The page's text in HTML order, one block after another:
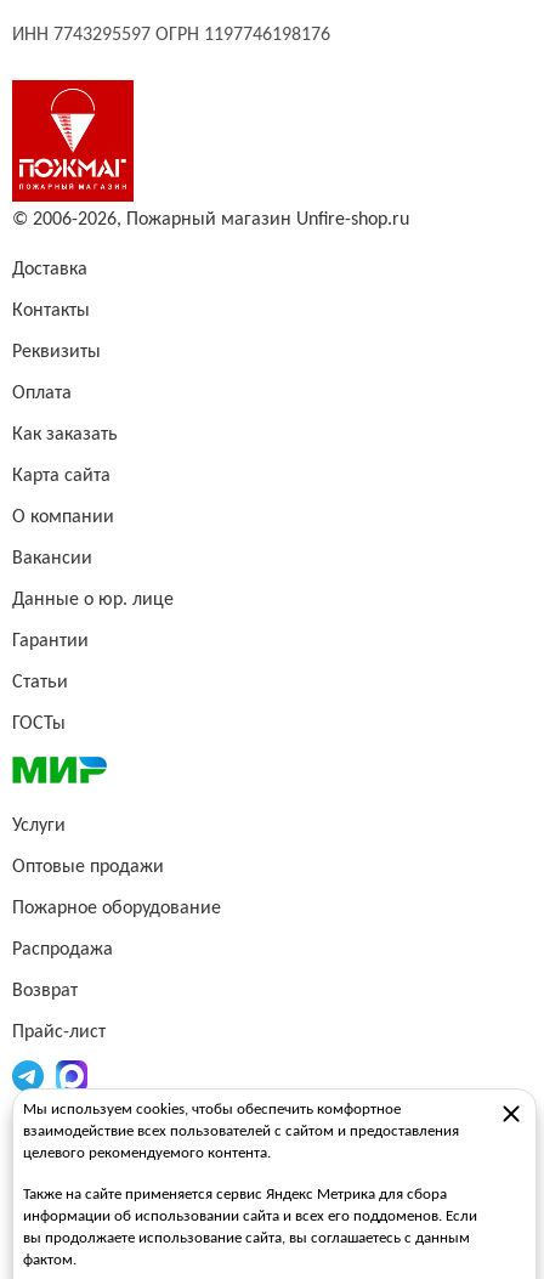
ИНН 7743295597 ОГРН 1197746198176
© 2006-2026, Пожарный магазин Unfire-shop.ru
Доставка
Контакты
Реквизиты
Оплата
Как заказать
Карта сайта
О компании
Вакансии
Данные о юр. лице
Гарантии
Статьи
ГОСТы
Услуги
Оптовые продажи
Пожарное оборудование
Распродажа
Возврат
Прайс-лист
Огнетушители
Пожарные стволы
Пожарные шкафы
Мы используем cookies, чтобы обеспечить комфортное
взаимодействие всех пользователей с сайтом и предоставления
целевого рекомендуемого контента.
Также на сайте применяется сервис Яндекс Метрика для сбора
информации об использовании сайта и всех его поддоменов. Если
вы продолжаете использование сайта, вы соглашаетесь с данным
фактом.